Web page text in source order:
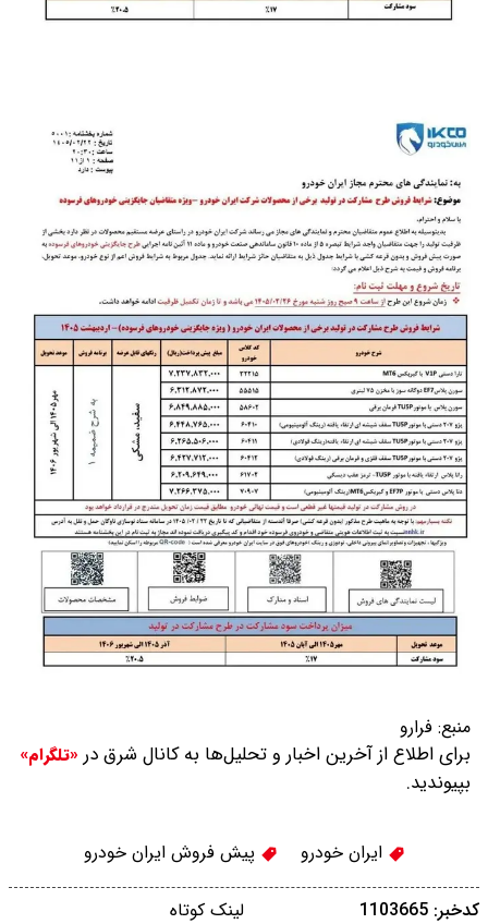
منبع: فرارو
برای اطلاع از آخرین اخبار و تحلیل‌ها به کانال شرق در «تلگرام»
بپیوندید.
ایران خودرو پیش فروش ایران خودرو
لینک کوتاه کدخبر: 1103665